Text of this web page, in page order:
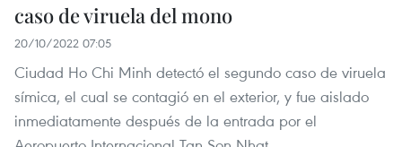
caso de viruela del mono
20/10/2022 07:05
Ciudad Ho Chi Minh detectó el segundo caso de viruela
símica, el cual se contagió en el exterior, y fue aislado
inmediatamente después de la entrada por el